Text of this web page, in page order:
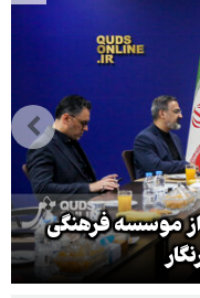
از موسسه فرهنگی